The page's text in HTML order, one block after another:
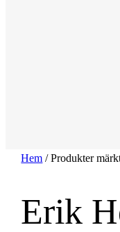
Hem / Produkter
Erik